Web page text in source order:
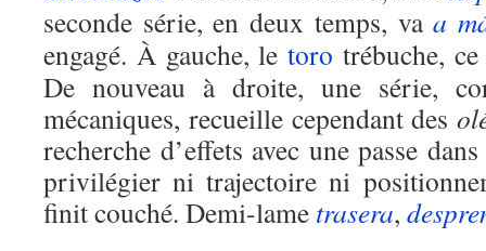
seconde série, en deux temps, vaa
engagé. À gauche, letoro trébuche,
De nouveau à droite, une série,
mécaniques, recueille cependant des
recherche d’effets avec une passe
privilégier ni trajectoire ni
finit couché. Demi-lame trasera,